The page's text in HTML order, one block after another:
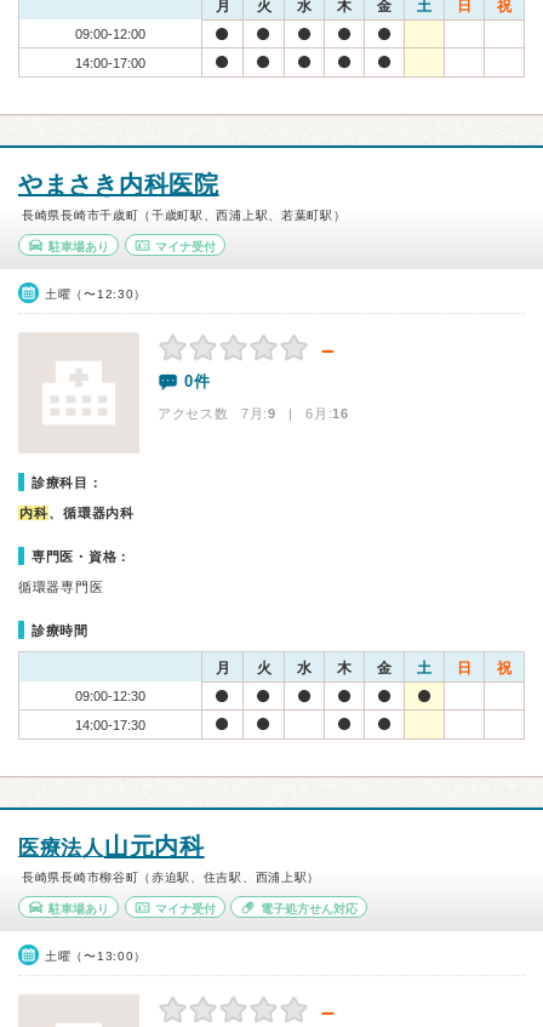
月 火 水 木 金 土 日 祝
09:00-12:00
14:00-17:00
やまさき内科医院
長崎県長崎市千歳町（千歳町駅、西浦上駅、若葉町駅）
駐車場あり マイナ受付
土曜（〜12:30）
－
0件
アクセス数 7月:9 | 6月:16
診療科目：
内科、循環器内科
専門医・資格：
循環器専門医
診療時間
月 火 水 木 金 土 日 祝
09:00-12:30
14:00-17:30
医療法人山元内科
長崎県長崎市柳谷町（赤迫駅、住吉駅、西浦上駅）
駐車場あり マイナ受付 電子処方せん対応
土曜（〜13:00）
－